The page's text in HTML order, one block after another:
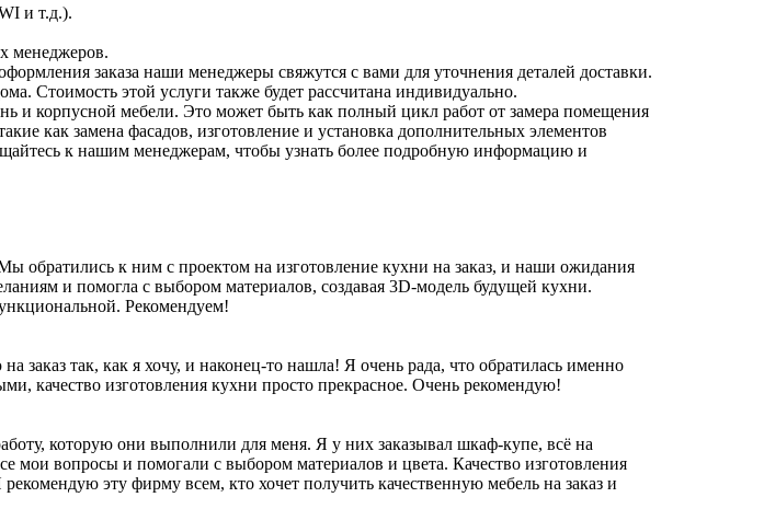
и т.д.).
менеджеров.
заказа наши менеджеры свяжутся с вами для уточнения деталей доставки.
Стоимость этой услуги также будет рассчитана индивидуально.
и корпусной мебели. Это может быть как полный цикл работ от замера помещения
как замена фасадов, изготовление и установка дополнительных элементов
к нашим менеджерам, чтобы узнать более подробную информацию и
к ним с проектом на изготовление кухни на заказ, и наши ожидания
и помогла с выбором материалов, создавая 3D-модель будущей кухни.
Рекомендуем!
заказ так, как я хочу, и наконец-то нашла! Я очень рада, что обратилась именно
качество изготовления кухни просто прекрасное. Очень рекомендую!
которую они выполнили для меня. Я у них заказывал шкаф-купе, всё на
мои вопросы и помогали с выбором материалов и цвета. Качество изготовления
эту фирму всем, кто хочет получить качественную мебель на заказ и